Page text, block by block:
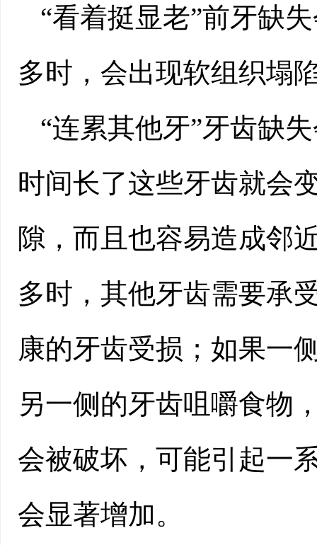
“看着挺显老”前牙缺
多时，会出现软组织塌
“连累其他牙”牙齿缺
时间长了这些牙齿就会
隙，而且也容易造成邻
多时，其他牙齿需要承
康的牙齿受损；如果一
另一侧的牙齿咀嚼食物
会被破坏，可能引起一
会显著增加。